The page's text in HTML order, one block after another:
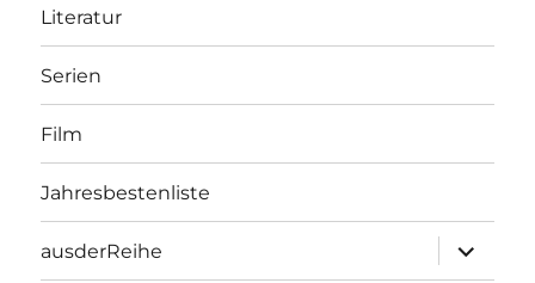
Literatur
Serien
Film
Jahresbestenliste
ausderReihe
öffnen